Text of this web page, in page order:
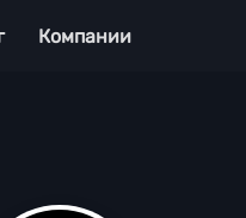
Компании